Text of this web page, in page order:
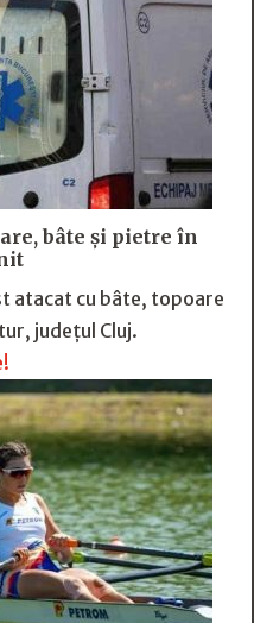
bâte și pietre în
atacat cu bâte, topoare
județul Cluj.